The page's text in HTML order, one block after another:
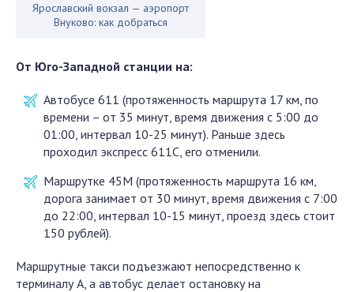
Ярославский вокзал — аэропорт
Внуково: как добраться
От Юго-Западной станции на:
Автобусе 611 (протяженность маршрута 17 км, по
времени – от 35 минут, время движения с 5:00 до
01:00, интервал 10-25 минут). Раньше здесь
проходил экспресс 611С, его отменили.
Маршрутке 45М (протяженность маршрута 16 км,
дорога занимает от 30 минут, время движения с 7:00
до 22:00, интервал 10-15 минут, проезд здесь стоит
150 рублей).
Маршрутные такси подъезжают непосредственно к
терминалу А, а автобус делает остановку на